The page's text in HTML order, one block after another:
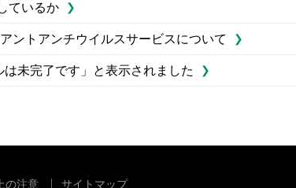
ているか
ントアンチウイルスサービスについて
は未完了です」と表示されました
の注意 サイトマップ